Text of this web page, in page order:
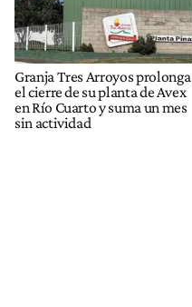
Granja Tres Arroyos prolonga
el cierre de su planta de Avex
en Río Cuarto y suma un mes
sin actividad